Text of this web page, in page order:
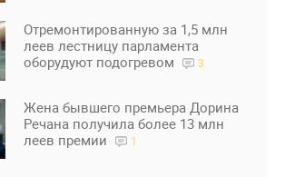
Отремонтированную за 1,5 млн
леев лестницу парламента
оборудуют подогревом
3
Жена бывшего премьера Дорина
Речана получила более 13 млн
леев премии
1